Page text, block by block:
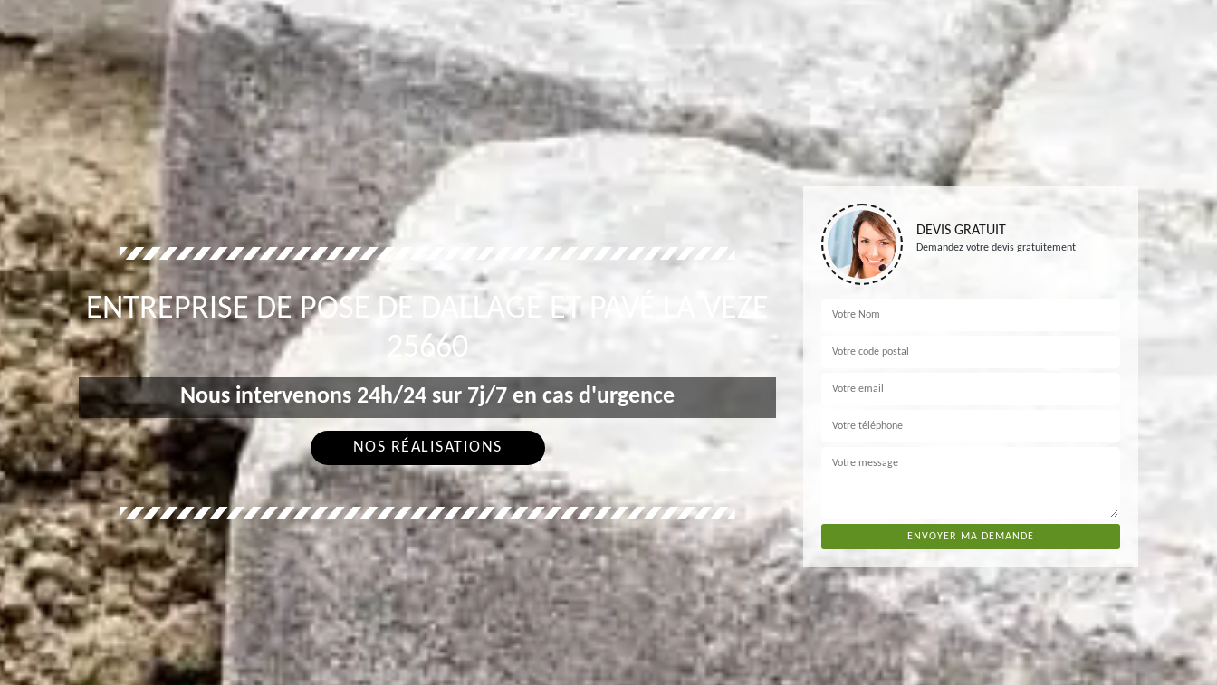
ENTREPRISE DE POSE DE DALLAGE ET PAVÉ LA VEZE
25660
Nous intervenons 24h/24 sur 7j/7 en cas d'urgence
NOS RÉALISATIONS
DEVIS GRATUIT
Demandez votre devis gratuitement